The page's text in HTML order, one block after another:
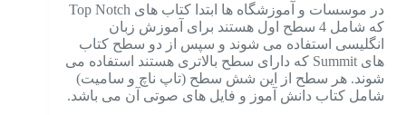
در موسسات و آموزشگاه ها ابتدا کتاب های Top Notch
که شامل 4 سطح اول هستند برای آموزش زبان
انگلیسی استفاده می شوند و سپس از دو سطح کتاب
های Summit که دارای سطح بالاتری هستند استفاده می
شوند. هر سطح از این شش سطح (تاپ ناچ و سامیت)
شامل کتاب دانش آموز و فایل های صوتی آن می باشد.